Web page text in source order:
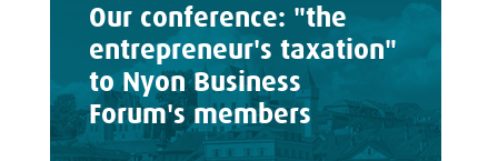
Our conference: "the
entrepreneur's taxation"
to Nyon Business
Forum's members